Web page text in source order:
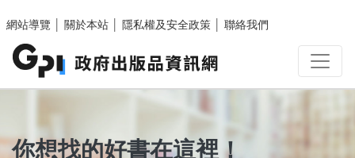
網站導覽
關於本站 隱私權及安全政策 聯絡我們
你想找的好書在這裡！